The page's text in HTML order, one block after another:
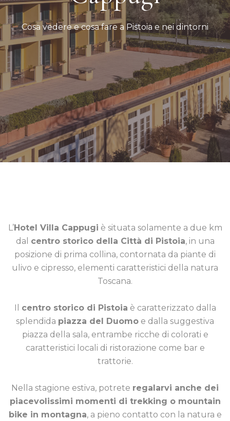
Cosa vedere e cosa fare a Pistoia e nei dintorni
L’Hotel Villa Cappugi è situata solamente a due km
dal centro storico della Città di Pistoia, in una
posizione di prima collina, contornata da piante di
ulivo e cipresso, elementi caratteristici della natura
Toscana.
centro storico di Pistoia è caratterizzato dalla
splendida piazza del Duomo e dalla suggestiva
piazza della sala, entrambe ricche di colorati e
caratteristici locali di ristorazione come bar e
trattorie.
Nella stagione estiva, potrete regalarvi anche dei
piacevolissimi momenti di trekking o mountain
bike in montagna, a pieno contatto con la natura e